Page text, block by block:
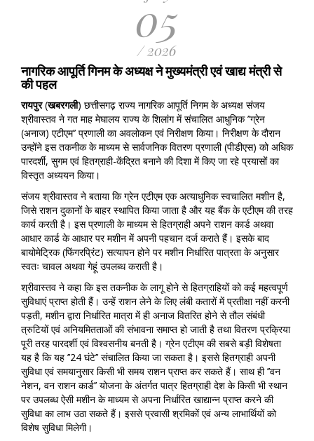
05
/ 2026
नागरिक आपूर्ति गिनम के अध्यक्ष ने मुख्यमंत्री एवं खाद्य मंत्री से
की पहल
रायपुर(खबरगली) छत्तीसगढ़ राज्य नागरिक आपूर्ति निगम के अध्यक्ष संजय
श्रीवास्तव ने गत माह मेघालय राज्य के शिलांग में संचालित आधुनिक ’’ग्रेन
(अनाज) एटीएम’’ प्रणाली का अवलोकन एवं निरीक्षण किया। निरीक्षण के दौरान
उन्होंने इस तकनीक के माध्यम से सार्वजनिक वितरण प्रणाली (पीडीएस) को अधिक
पारदर्शी, सुगम एवं हितग्राही-केंद्रित बनाने की दिशा में किए जा रहे प्रयासों का
विस्तृत अध्ययन किया।
संजय श्रीवास्तव ने बताया कि ग्रेन एटीएम एक अत्याधुनिक स्वचालित मशीन है,
जिसे राशन दुकानों के बाहर स्थापित किया जाता है और यह बैंक के एटीएम की तरह
कार्य करती है। इस प्रणाली के माध्यम से हितग्राही अपने राशन कार्ड अथवा
आधार कार्ड के आधार पर मशीन में अपनी पहचान दर्ज कराते हैं। इसके बाद
बायोमेट्रिक (फिंगरप्रिंट) सत्यापन होने पर मशीन निर्धारित पात्रता के अनुसार
स्वतः चावल अथवा गेहूं उपलब्ध कराती है।
श्रीवास्तव ने कहा कि इस तकनीक के लागू होने से हितग्राहियों को कई महत्वपूर्ण
सुविधाएं प्राप्त होती हैं। उन्हें राशन लेने के लिए लंबी कतारों में प्रतीक्षा नहीं करनी
पड़ती, मशीन द्वारा निर्धारित मात्रा में ही अनाज वितरित होने से तौल संबंधी
त्रुटियों एवं अनियमितताओं की संभावना समाप्त हो जाती है तथा वितरण प्रक्रिया
पूरी तरह पारदर्शी एवं विश्वसनीय बनती है। ग्रेन एटीएम की सबसे बड़ी विशेषता
यह है कि यह ’’24 घंटे’’ संचालित किया जा सकता है। इससे हितग्राही अपनी
सुविधा एवं समयानुसार किसी भी समय राशन प्राप्त कर सकते हैं। साथ ही ’’वन
नेशन, वन राशन कार्ड’’ योजना के अंतर्गत पात्र हितग्राही देश के किसी भी स्थान
पर उपलब्ध ऐसी मशीन के माध्यम से अपना निर्धारित खाद्यान्न प्राप्त करने की
सुविधा का लाभ उठा सकते हैं। इससे प्रवासी श्रमिकों एवं अन्य लाभार्थियों को
विशेष सुविधा मिलेगी।